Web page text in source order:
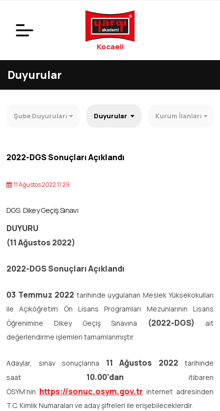
Kocaeli
Duyurular
Şube Duyuruları Duyurular Kurum İlanları
2022-DGS Sonuçları Açıklandı
11 Ağustos 2022 11:29
DGS: Dikey Geçiş Sınavı
DUYURU
(11 Ağustos 2022)
2022-DGS Sonuçları Açıklandı
03 Temmuz 2022 tarihinde uygulanan Meslek Yüksekokulları
ile Açıköğretim Ön Lisans Programları Mezunlarının Lisans
Öğrenimine Dikey Geçiş Sınavına (2022-DGS)
ait
değerlendirme işlemleri tamamlanmıştır.
Adaylar, sınav sonuçlarına 11 Ağustos 2022 tarihinde
saat 10.00’dan itibaren
ÖSYM’nin https://sonuc.osym.gov.tr internet adresinden
T.C. Kimlik Numaraları ve aday şifreleri ile erişebileceklerdir.